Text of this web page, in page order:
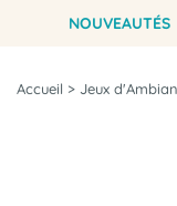
NOUVEAUTÉS
Accueil > Jeux